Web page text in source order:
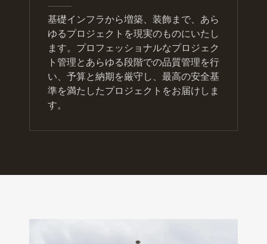
基礎インフラから増築、装飾まで、あら
ゆるプロジェクトを現実のものにいたし
ます。プロフェッショナルなプロジェク
ト管理とあらゆる段階での品質管理を行
い、予算と納期を厳守し、最高の安全基
準を満たしたプロジェクトをお届けしま
す。